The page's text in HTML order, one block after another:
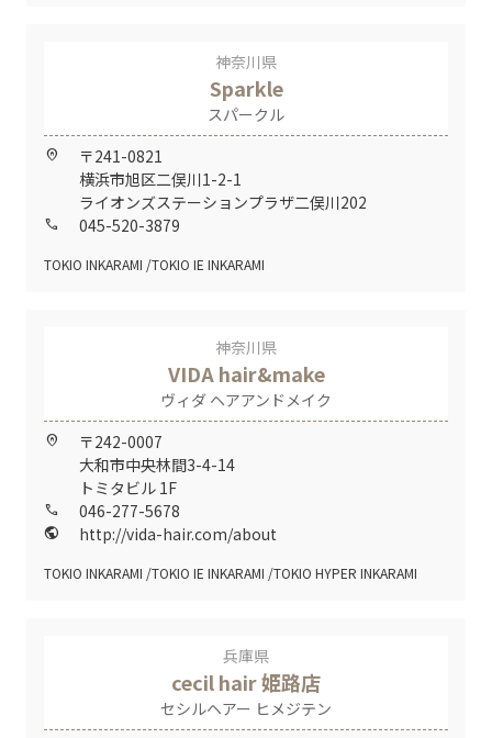
神奈川県
Sparkle
スパークル
home_pin
〒241-0821
横浜市旭区二俣川1-2-1
ライオンズステーションプラザ二俣川202
call 045-520-3879
TOKIO INKARAMI TOKIO IE INKARAMI
神奈川県
VIDA hair&make
ヴィダ ヘアアンドメイク
home_pin
〒242-0007
大和市中央林間3-4-14
トミタビル 1F
call 046-277-5678
public http://vida-hair.com/about
TOKIO INKARAMI TOKIO IE INKARAMI TOKIO HYPER INKARAMI
兵庫県
cecil hair 姫路店
セシルヘアー ヒメジテン